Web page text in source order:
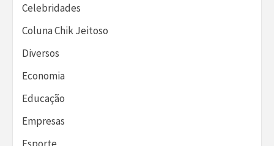
Celebridades
Coluna Chik Jeitoso
Diversos
Economia
Educação
Empresas